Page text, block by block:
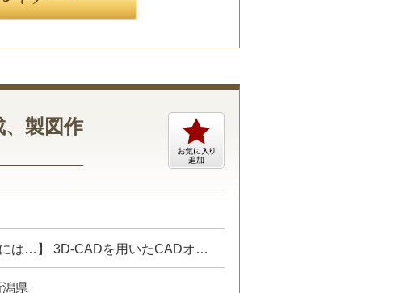
製図作
プロジェクトにて、CADオペレーターをお任せします。 【具体的には…】 3D-CADを用いたCADオペレーター業務 ・図面の修正 ・図面のチェック ・トレース ・書類作成業務 など 指示された内容を図面に反映することが主な仕事内容となります。 ☆あなたのご経験やスキルに合わせた業務をお任せします☆
潟県